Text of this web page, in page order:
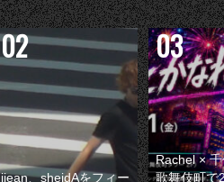
jjean、sheidAをフィー
Rachel ×
歌舞伎町で